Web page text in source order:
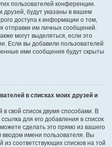
пользователей конференции.
друзей, будут указаны в вашем
доступа к информации о том,
отправки им личных сообщений.
могут выделяться, если это
Если вы добавили пользователей
ими сообщения будут скрыты
в списках моих друзей и
свой список двумя способами. В
для его добавления в список
сделать это прямо из вашего
вводом имени пользователя. Вы
из соответствующих списков на той